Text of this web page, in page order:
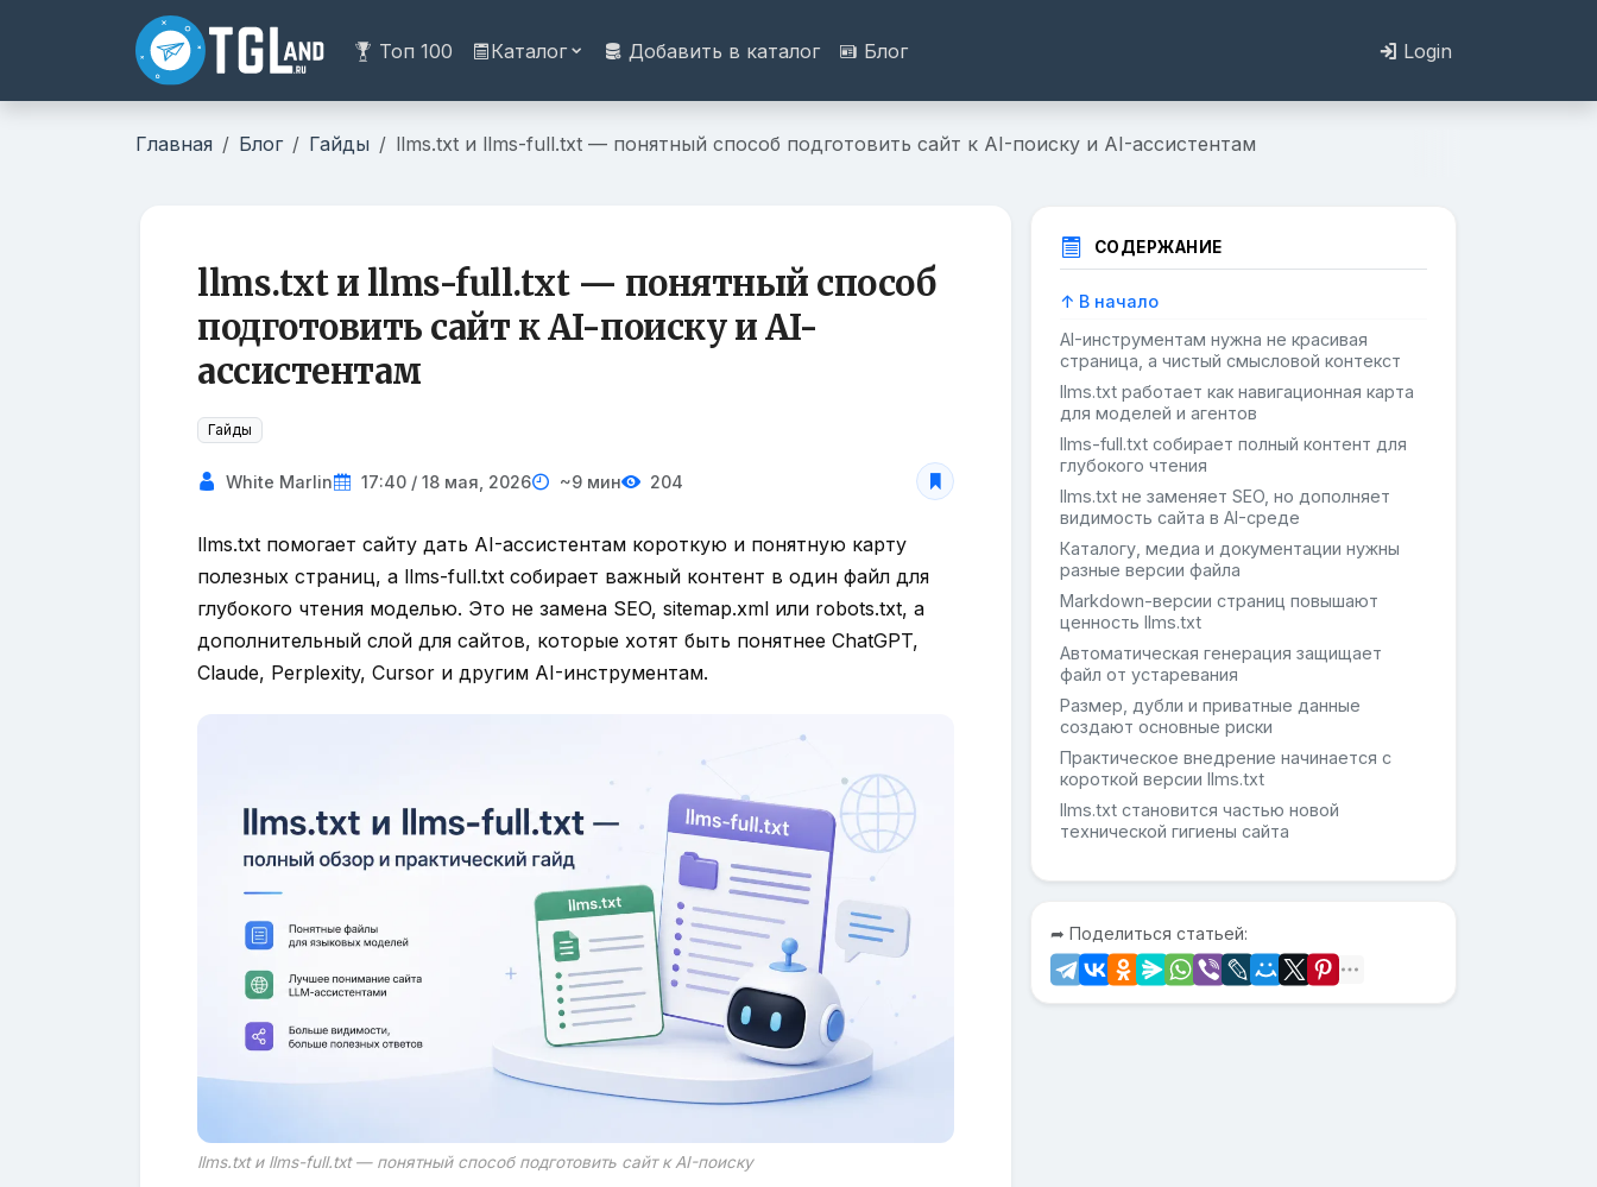
Топ 100 Каталог Добавить в каталог Блог Login
Главная Блог Гайды llms.txt и llms-full.txt — понятный способ подготовить сайт к AI-поиску и AI-ассистентам
llms.txt и llms-full.txt — понятный способ
подготовить сайт к AI-поиску и AI-
ассистентам
Гайды
White Marlin 17:40 / 18 мая, 2026 ~9 мин 204
llms.txt помогает сайту дать AI-ассистентам короткую и понятную карту
полезных страниц, а llms-full.txt собирает важный контент в один файл для
глубокого чтения моделью. Это не замена SEO, sitemap.xml или robots.txt, а
дополнительный слой для сайтов, которые хотят быть понятнее ChatGPT,
Claude, Perplexity, Cursor и другим AI-инструментам.
llms.txt и llms-full.txt — понятный способ подготовить сайт к AI-поиску
СОДЕРЖАНИЕ
↑ В начало
AI-инструментам нужна не красивая
страница, а чистый смысловой контекст
llms.txt работает как навигационная карта
для моделей и агентов
llms-full.txt собирает полный контент для
глубокого чтения
llms.txt не заменяет SEO, но дополняет
видимость сайта в AI-среде
Каталогу, медиа и документации нужны
разные версии файла
Markdown-версии страниц повышают
ценность llms.txt
Автоматическая генерация защищает
файл от устаревания
Размер, дубли и приватные данные
создают основные риски
Практическое внедрение начинается с
короткой версии llms.txt
llms.txt становится частью новой
технической гигиены сайта
➦ Поделиться статьей: